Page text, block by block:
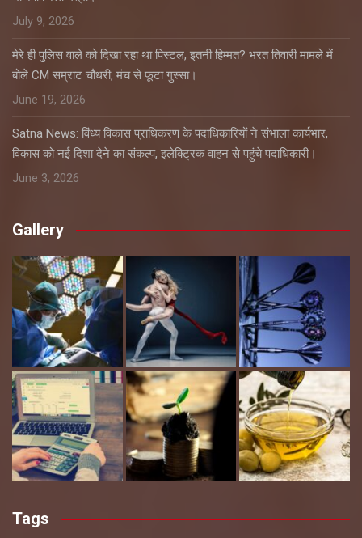
July 9, 2026
मेरे ही पुलिस वाले को दिखा रहा था पिस्टल, इतनी हिम्मत? भरत तिवारी मामले में
बोले CM सम्राट चौधरी, मंच से फूटा गुस्सा।
June 19, 2026
Satna News: विंध्य विकास प्राधिकरण के पदाधिकारियों ने संभाला कार्यभार,
विकास को नई दिशा देने का संकल्प, इलेक्ट्रिक वाहन से पहुंचे पदाधिकारी।
June 3, 2026
Gallery
Tags